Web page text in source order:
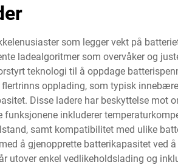
som legger vekt på
ladealgoritmer som overvåker og
teknologi til å oppdage
opplading, som typisk
Disse ladere har beskyttelse mot
inkluderer
samt kompatibilitet med ulike
å gjenopprette batterikapasitet ved å
utover enkel vedlikeholdslading og